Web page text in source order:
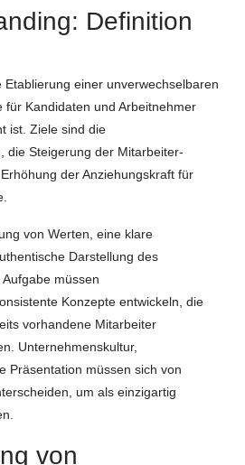
Definition
Etablierung einer unverwechselbaren
für Kandidaten und Arbeitnehmer
ist. Ziele sind die
die Steigerung der Mitarbeiter-
der Anziehungskraft für
von Werten, eine klare
Darstellung des
müssen
Konzepte entwickeln, die
vorhandene Mitarbeiter
Unternehmenskultur,
Präsentation müssen sich von
um als einzigartig
von